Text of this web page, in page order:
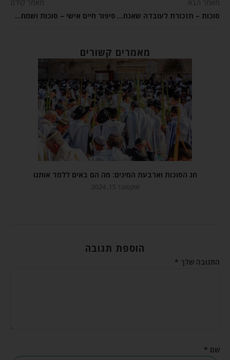
מאמר הבא
סוכות – תזכורת לעובדה שאנחנו לא חיים כאן לנצח
מאמר קודם
סיפור חיים אישי – סוכות ושמחה תורה
מאמרים קשורים
חג הסוכות וארבעת המינים: מה הם באים ללמד אותנו
אוקטובר 15, 2024
הוספת תגובה
התגובה שלך *
שם *